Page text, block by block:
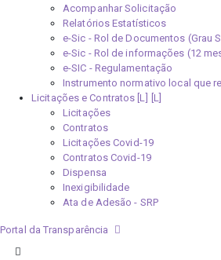
Acompanhar Solicitação
Relatórios Estatísticos
e-Sic - Rol de Documentos (Grau
e-Sic - Rol de informações (12
e-SIC - Regulamentação
Instrumento normativo local que
Licitações e Contratos [L]
Licitações
Contratos
Licitações Covid-19
Contratos Covid-19
Dispensa
Inexigibilidade
Ata de Adesão - SRP
Portal da Transparência